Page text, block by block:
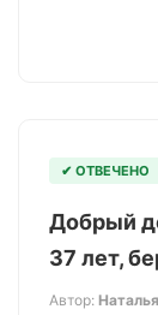
✔ ОТВЕЧЕНО
Добрый
37 лет,
Автор: Наталья